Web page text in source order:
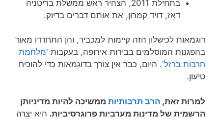
בתחילת 2011, הצהיר ראש ממשלת בריטניה
דאז, דויד קמרון, את אותם דברים בדיוק.
דוגמאות לכישלון הזה קיימות למכביר, והן התחדדו מאוד
בהפגנות המוסלמים בבירות אירופה, בעקבות 'מלחמת
חרבות ברזל'. היום, כבר אין צורך בדוגמאות כדי להוכיח
טיעון.
למרות זאת, הרב תרבותיות ממשיכה להיות מדיניותן
הרשמית של מדינות מערביות פרוגרסיביות. היא יצרה